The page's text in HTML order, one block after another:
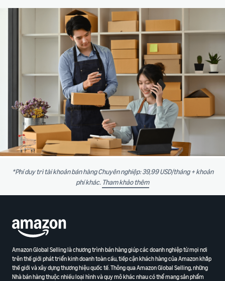
*Phí duy trì tài khoản bán hàng Chuyên nghiệp: 39,99 USD/tháng + khoản
phí khác. Tham khảo thêm
Amazon Global Selling là chương trình bán hàng giúp các doanh nghiệp từ mọi nơi
trên thế giới phát triển kinh doanh toàn cầu, tiếp cận khách hàng của Amazon khắp
thế giới và xây dựng thương hiệu quốc tế. Thông qua Amazon Global Selling, những
Nhà bán hàng thuộc nhiều loại hình và quy mô khác nhau có thể mang sản phẩm